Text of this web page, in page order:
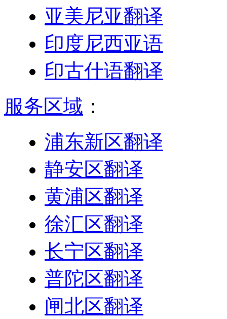
亚美尼亚翻译
印度尼西亚语
印古什语翻译
服务区域 ：
浦东新区翻译
静安区翻译
黄浦区翻译
徐汇区翻译
长宁区翻译
普陀区翻译
闸北区翻译